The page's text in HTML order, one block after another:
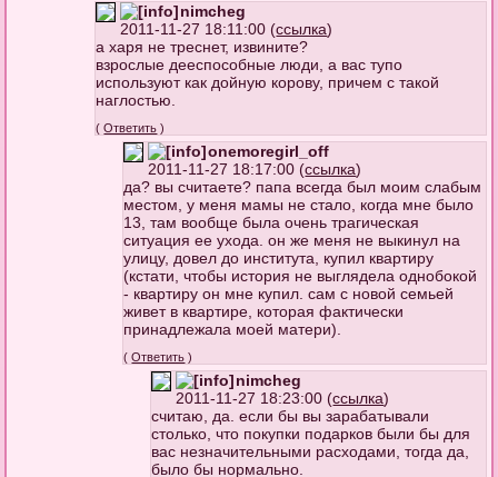
nimcheg
2011-11-27 18:11:00 (ссылка)
а харя не треснет, извините?
взрослые дееспособные люди, а вас тупо
используют как дойную корову, причем с такой
наглостью.
(Ответить )
onemoregirl_off
2011-11-27 18:17:00 (ссылка)
да? вы считаете? папа всегда был моим слабым
местом, у меня мамы не стало, когда мне было
13, там вообще была очень трагическая
ситуация ее ухода. он же меня не выкинул на
улицу, довел до института, купил квартиру
(кстати, чтобы история не выглядела однобокой
- квартиру он мне купил. сам с новой семьей
живет в квартире, которая фактически
принадлежала моей матери).
(Ответить )
nimcheg
2011-11-27 18:23:00 (ссылка)
считаю, да. если бы вы зарабатывали
столько, что покупки подарков были бы для
вас незначительными расходами, тогда да,
было бы нормально.